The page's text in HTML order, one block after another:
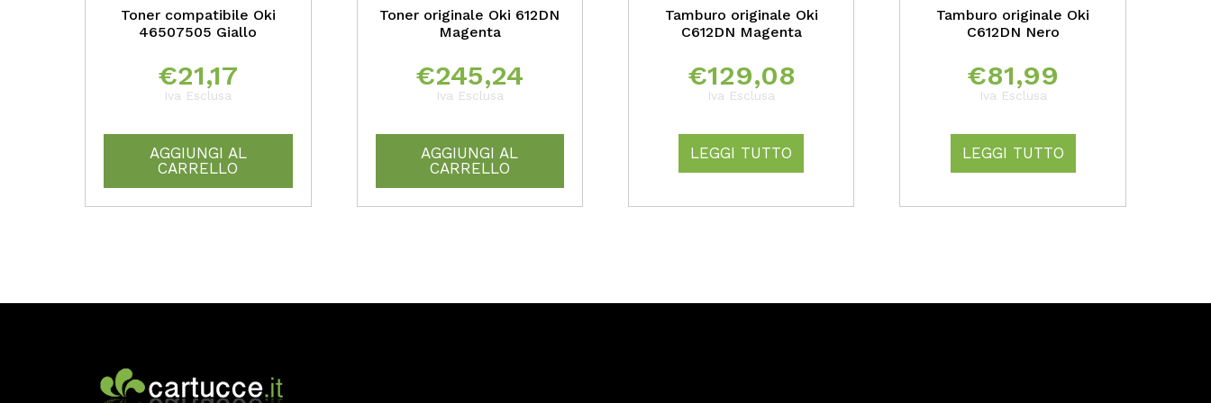
Toner compatibile Oki
46507505 Giallo
€21,17
Iva Esclusa
AGGIUNGI AL
CARRELLO
Toner originale Oki 612DN
Magenta
€245,24
Iva Esclusa
AGGIUNGI AL
CARRELLO
Tamburo originale Oki
C612DN Magenta
€129,08
Iva Esclusa
LEGGI TUTTO
Tamburo originale Oki
C612DN Nero
€81,99
Iva Esclusa
LEGGI TUTTO